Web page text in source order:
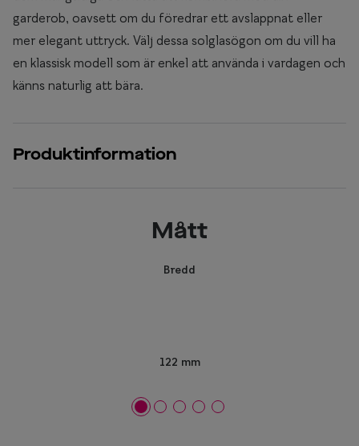
garderob, oavsett om du föredrar ett avslappnat eller
mer elegant uttryck. Välj dessa solglasögon om du vill ha
en klassisk modell som är enkel att använda i vardagen och
känns naturlig att bära.
Produktinformation
Mått
Bredd
122 mm